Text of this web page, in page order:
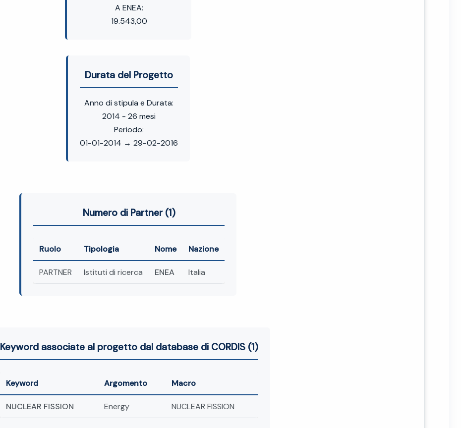
A ENEA:
19.543,00
Durata del Progetto
Anno di stipula e Durata:
2014 - 26 mesi
Periodo:
01-01-2014 → 29-02-2016
Numero di Partner (1)
Ruolo Tipologia Nome Nazione
PARTNER Istituti di ricerca ENEA Italia
Keyword associate al progetto dal database di CORDIS (1)
Keyword Argomento Macro
NUCLEAR FISSION Energy NUCLEAR FISSION